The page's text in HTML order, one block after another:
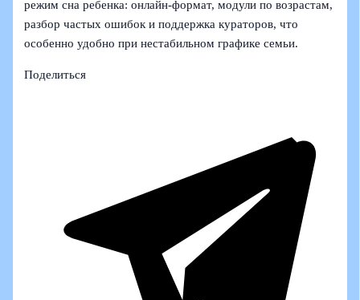
режим сна ребенка: онлайн‑формат, модули по возрастам,
разбор частых ошибок и поддержка кураторов, что
особенно удобно при нестабильном графике семьи.
Поделиться